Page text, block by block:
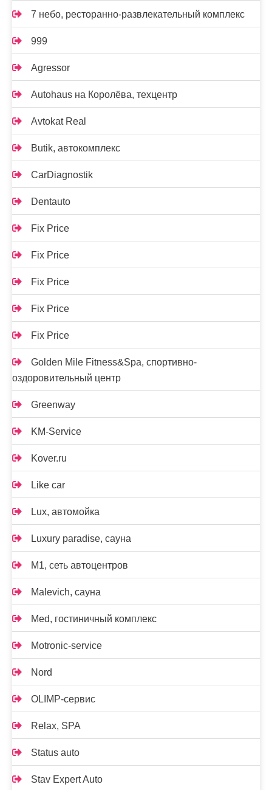
7 небо, ресторанно-развлекательный комплекс
999
Agressor
Autohaus на Королёва, техцентр
Avtokat Real
Butik, автокомплекс
CarDiagnostik
Dentauto
Fix Price
Fix Price
Fix Price
Fix Price
Fix Price
Golden Mile Fitness&Spa, спортивно-
оздоровительный центр
Greenway
KM-Service
Kover.ru
Like car
Lux, автомойка
Luxury paradise, сауна
M1, сеть автоцентров
Malevich, сауна
Med, гостиничный комплекс
Motronic-service
Nord
OLIMP-сервис
Relax, SPA
Status auto
Stav Expert Auto